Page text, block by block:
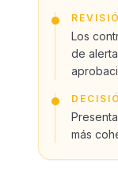
Los
de
más